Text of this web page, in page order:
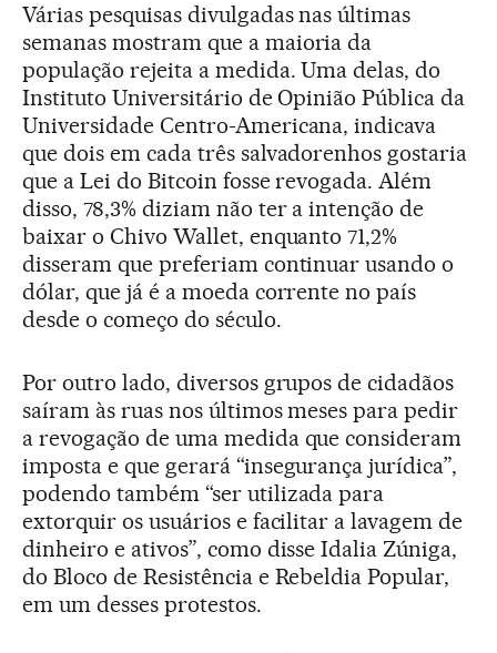
Várias pesquisas divulgadas nas últimas
semanas mostram que a maioria da
população rejeita a medida. Uma delas, do
Instituto Universitário de Opinião Pública da
Universidade Centro-Americana, indicava
que dois em cada três salvadorenhos gostaria
que a Lei do Bitcoin fosse revogada. Além
disso, 78,3% diziam não ter a intenção de
baixar o Chivo Wallet, enquanto 71,2%
disseram que preferiam continuar usando o
dólar, que já é a moeda corrente no país
desde o começo do século.
Por outro lado, diversos grupos de cidadãos
saíram às ruas nos últimos meses para pedir
a revogação de uma medida que consideram
imposta e que gerará “insegurança jurídica”,
podendo também “ser utilizada para
extorquir os usuários e facilitar a lavagem de
dinheiro e ativos”, como disse Idalia Zúniga,
do Bloco de Resistência e Rebeldia Popular,
em um desses protestos.